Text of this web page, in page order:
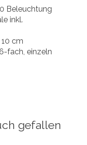
Beleuchtung
inkl.
cm
fach, einzeln
gefallen